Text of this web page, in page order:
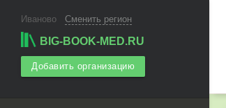
Иваново Сменить регион
BIG-BOOK-MED.RU
Добавить организацию